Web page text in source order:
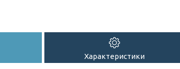
Характеристики